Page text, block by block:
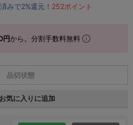
みで2%還元！ 252ポイント
円から。分割手数料無料
品切状態
お気に入りに追加